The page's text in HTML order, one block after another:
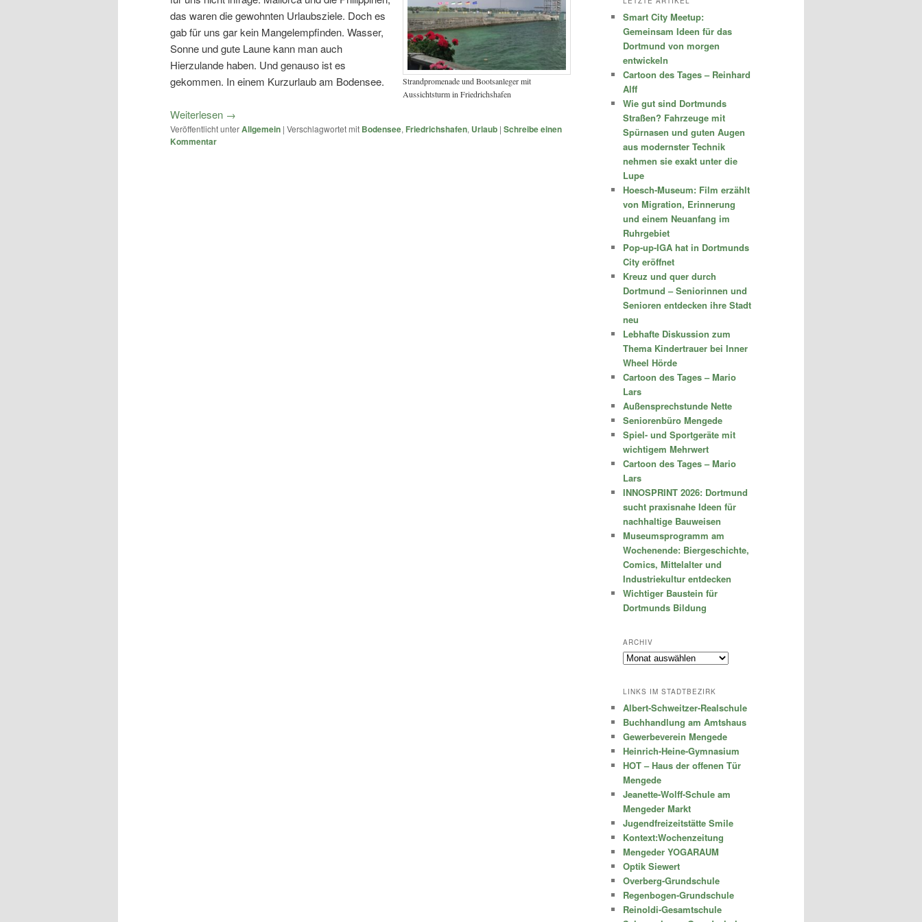
Strandpromenade und Bootsanleger mit
Aussichtsturm in Friedrichshafen
das waren die gewohnten Urlaubsziele. Doch es
gab für uns gar kein Mangelempfinden. Wasser,
Sonne und gute Laune kann man auch
Hierzulande haben. Und genauso ist es
gekommen. In einem Kurzurlaub am Bodensee.
Weiterlesen →
Veröffentlicht unterAllgemein | Verschlagwortet mit Bodensee, Friedrichshafen, Urlaub | Schreibe einen
Kommentar
n
Smart City Meetup:
Gemeinsam Ideen für das
Dortmund von morgen
entwickeln
Cartoon des Tages – Reinhard
Alff
Wie gut sind Dortmunds
Straßen? Fahrzeuge mit
Spürnasen und guten Augen
aus modernster Technik
nehmen sie exakt unter die
Lupe
Hoesch-Museum: Film erzählt
von Migration, Erinnerung
und einem Neuanfang im
Ruhrgebiet
Pop-up-IGA hat in Dortmunds
City eröffnet
Kreuz und quer durch
Dortmund – Seniorinnen und
Senioren entdecken ihre Stadt
neu
Lebhafte Diskussion zum
Thema Kindertrauer bei Inner
Wheel Hörde
Cartoon des Tages – Mario
Lars
Außensprechstunde Nette
Seniorenbüro Mengede
Spiel- und Sportgeräte mit
wichtigem Mehrwert
Cartoon des Tages – Mario
Lars
INNOSPRINT 2026: Dortmund
sucht praxisnahe Ideen für
nachhaltige Bauweisen
Museumsprogramm am
Wochenende: Biergeschichte,
Comics, Mittelalter und
Industriekultur entdecken
Wichtiger Baustein für
Dortmunds Bildung
ARCHIV
Archiv
LINKS IM STADTBEZIRK
Albert-Schweitzer-Realschule
Buchhandlung am Amtshaus
Gewerbeverein Mengede
Heinrich-Heine-Gymnasium
HOT – Haus der offenen Tür
Mengede
Jeanette-Wolff-Schule am
Mengeder Markt
Jugendfreizeitstätte Smile
Kontext:Wochenzeitung
Mengeder YOGARAUM
Optik Siewert
Overberg-Grundschule
Regenbogen-Grundschule
Reinoldi-Gesamtschule